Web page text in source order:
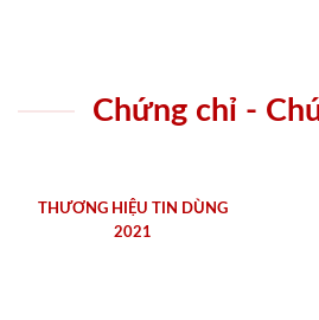
Chứng chỉ -
THƯƠNG HIỆU TIN DÙNG
2021